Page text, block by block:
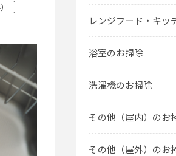
レンジフード・キッ
浴室のお掃除
洗濯機のお掃除
その他（屋内）のお
その他（屋外）のお